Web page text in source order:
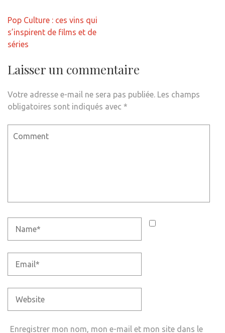
Navigation
de
l’article
Pop Culture : ces vins qui
s’inspirent de films et de
séries
Laisser un commentaire
Votre adresse e-mail ne sera pas publiée. Les champs
obligatoires sont indiqués avec *
Enregistrer mon nom, mon e-mail et mon site dans le